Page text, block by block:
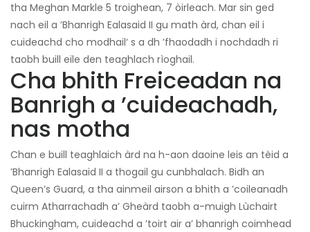
tha Meghan Markle 5 troighean, 7 òirleach. Mar sin ged
nach eil a ’Bhanrigh Ealasaid II gu math àrd, chan eil i
cuideachd cho modhail‘ s a dh ’fhaodadh i nochdadh ri
taobh buill eile den teaghlach rìoghail.
Cha bhith Freiceadan na
Banrigh a ’cuideachadh,
nas motha
Chan e buill teaghlaich àrd na h-aon daoine leis an tèid a
’Bhanrigh Ealasaid II a thogail gu cunbhalach. Bidh an
Queen’s Guard, a tha ainmeil airson a bhith a ’coileanadh
cuirm Atharrachadh a’ Gheàrd taobh a-muigh Lùchairt
Bhuckingham, cuideachd a ’toirt air a’ bhanrigh coimhead